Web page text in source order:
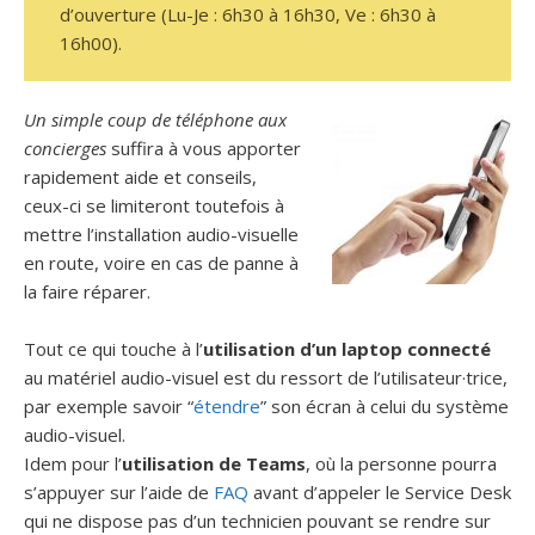
d’ouverture (Lu-Je : 6h30 à 16h30, Ve : 6h30 à
16h00).
Un simple coup de téléphone aux
concierges suffira à vous apporter
rapidement aide et conseils,
ceux-ci se limiteront toutefois à
mettre l’installation audio-visuelle
en route, voire en cas de panne à
la faire réparer.
Tout ce qui touche à l’utilisation d’un laptop connecté
au matériel audio-visuel est du ressort de l’utilisateur·trice,
par exemple savoir “étendre” son écran à celui du système
audio-visuel.
Idem pour l’utilisation de Teams, où la personne pourra
s’appuyer sur l’aide de FAQ avant d’appeler le Service Desk
qui ne dispose pas d’un technicien pouvant se rendre sur